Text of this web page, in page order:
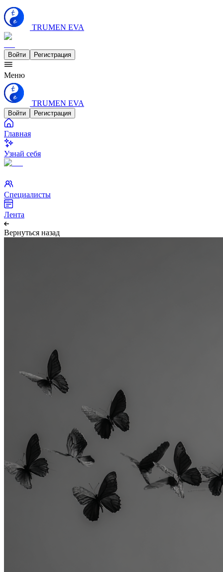
TRUMEN EVA
Войти Регистрация
Меню
TRUMEN EVA
Войти Регистрация
Главная
Узнай себя
Специалисты
Лента
Вернуться назад